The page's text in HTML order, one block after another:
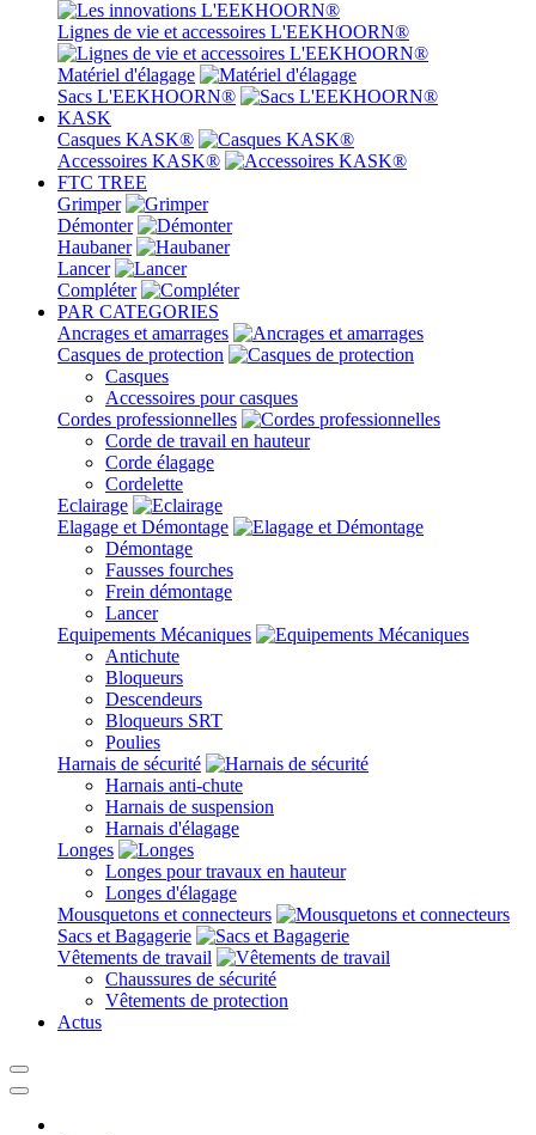
Lignes de vie et accessoires L'EEKHOORN®
Matériel d'élagage
Sacs L'EEKHOORN®
KASK
Casques KASK®
Accessoires KASK®
FTC TREE
Grimper
Démonter
Haubaner
Lancer
Compléter
PAR CATEGORIES
Ancrages et amarrages
Casques de protection
Casques
Accessoires pour casques
Cordes professionnelles
Corde de travail en hauteur
Corde élagage
Cordelette
Eclairage
Elagage et Démontage
Démontage
Fausses fourches
Frein démontage
Lancer
Equipements Mécaniques
Antichute
Bloqueurs
Descendeurs
Bloqueurs SRT
Poulies
Harnais de sécurité
Harnais anti-chute
Harnais de suspension
Harnais d'élagage
Longes
Longes pour travaux en hauteur
Longes d'élagage
Mousquetons et connecteurs
Sacs et Bagagerie
Vêtements de travail
Chaussures de sécurité
Vêtements de protection
Actus